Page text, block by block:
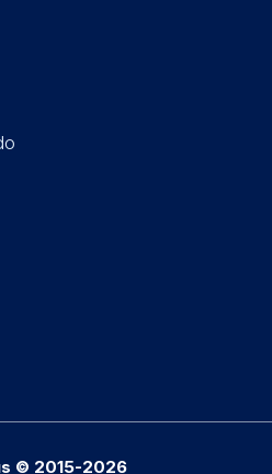
© 2015-2026